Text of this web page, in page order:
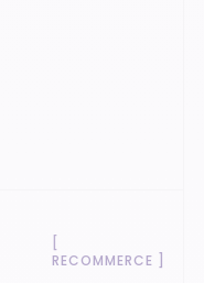
RECOMMERCE